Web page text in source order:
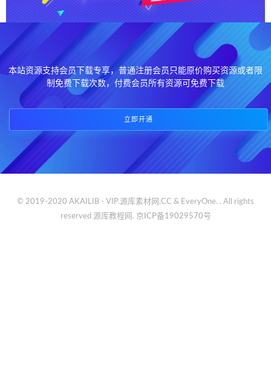
本站资源支持会员下载专享，普通注册会员只能原价购买资源或者限
制免费下载次数，付费会员所有资源可免费下载
立即开通
© 2019-2020 AKAILIB - VIP.源库素材网.CC & EveryOne. . All rights
reserved 源库教程网. 京ICP备19029570号